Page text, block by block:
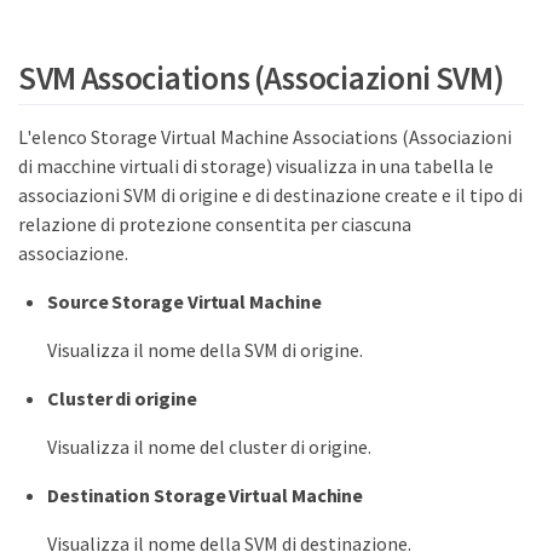
SVM Associations (Associazioni SVM)
L'elenco Storage Virtual Machine Associations (Associazioni
di macchine virtuali di storage) visualizza in una tabella le
associazioni SVM di origine e di destinazione create e il tipo di
relazione di protezione consentita per ciascuna
associazione.
Source Storage Virtual Machine
Visualizza il nome della SVM di origine.
Cluster di origine
Visualizza il nome del cluster di origine.
Destination Storage Virtual Machine
Visualizza il nome della SVM di destinazione.